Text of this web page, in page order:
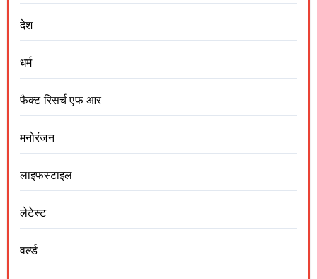
देश
धर्म
फैक्ट रिसर्च एफ आर
मनोरंजन
लाइफस्टाइल
लेटेस्ट
वर्ल्ड